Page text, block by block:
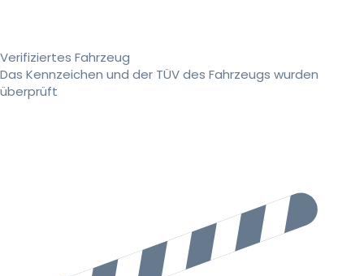
Verifiziertes Fahrzeug
Das Kennzeichen und der TÜV des Fahrzeugs wurden
überprüft